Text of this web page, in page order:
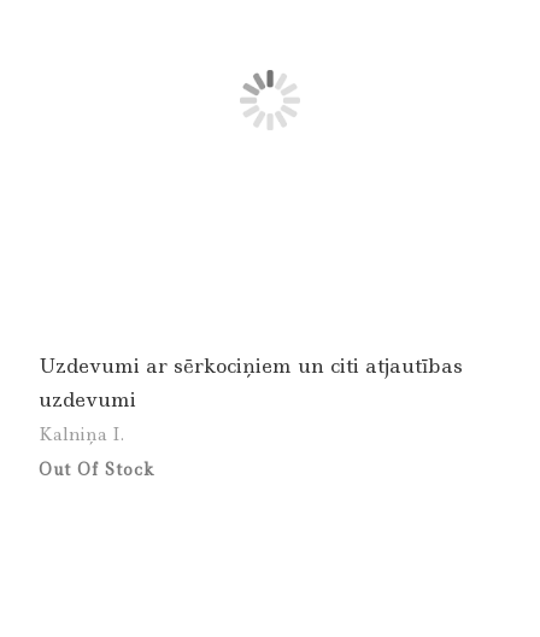
Uzdevumi ar sērkociņiem un citi atjautības
uzdevumi
Kalniņa I.
Out Of Stock